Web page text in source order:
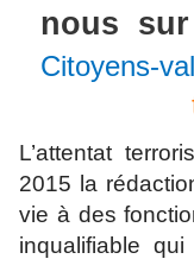
nous sur
Citoyens-
L’attentat
2015 la
vie à des
inqualifiable